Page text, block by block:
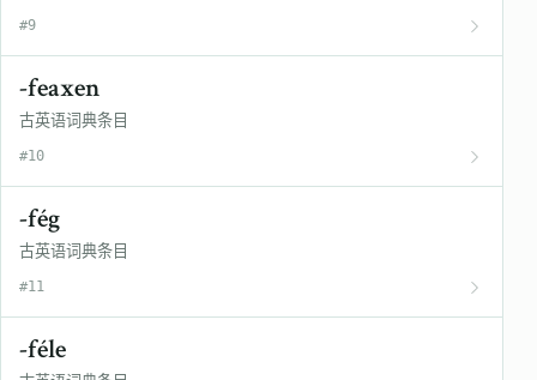
#9
-feaxen
古英语词典条目
#10
-fég
古英语词典条目
#11
-féle